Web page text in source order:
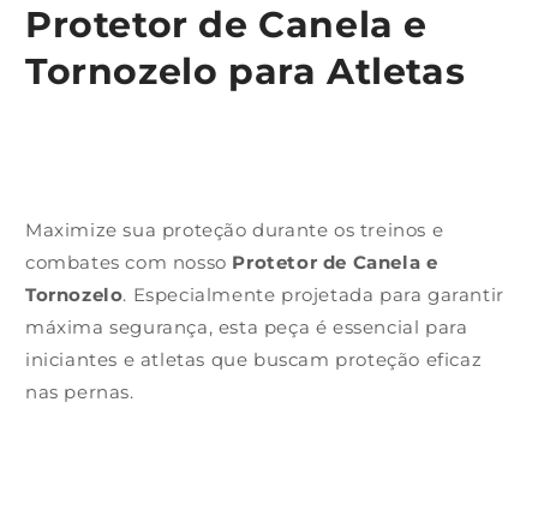
Protetor de Canela e
Tornozelo para Atletas
Maximize sua proteção durante os treinos e
combates com nosso Protetor de Canela e
Tornozelo. Especialmente projetada para garantir
máxima segurança, esta peça é essencial para
iniciantes e atletas que buscam proteção eficaz
nas pernas.